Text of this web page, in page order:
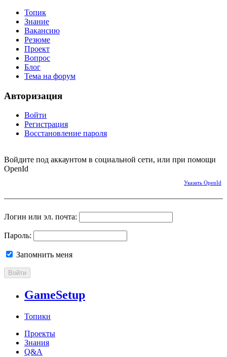
Топик
Знание
Вакансию
Резюме
Проект
Вопрос
Блог
Тема на форум
Авторизация
Войти
Регистрация
Восстановление пароля
Войдите под аккаунтом в социальной сети, или при помощи
OpenId
Указать OpenId
Логин или эл. почта:
Пароль:
Запомнить меня
Войти
GameSetup
Топики
Проекты
Знания
Q&A